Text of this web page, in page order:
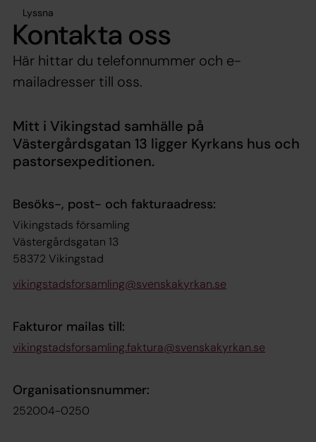
Lyssna
Kontakta oss
Här hittar du telefonnummer och e-
mailadresser till oss.
Mitt i Vikingstad samhälle på
Västergårdsgatan 13 ligger Kyrkans hus och
pastorsexpeditionen.
Besöks-, post- och fakturaadress:
Vikingstads församling
Västergårdsgatan 13
58372 Vikingstad
vikingstadsforsamling@svenskakyrkan.se
Fakturor mailas till:
vikingstadsforsamling.faktura@svenskakyrkan.se
Organisationsnummer:
252004-0250